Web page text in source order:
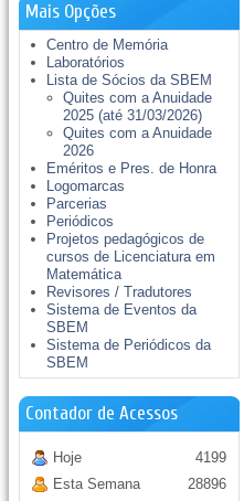
Mais Opções
Centro de Memória
Laboratórios
Lista de Sócios da SBEM
Quites com a Anuidade
2025 (até 31/03/2026)
Quites com a Anuidade
2026
Eméritos e Pres. de Honra
Logomarcas
Parcerias
Periódicos
Projetos pedagógicos de
cursos de Licenciatura em
Matemática
Revisores / Tradutores
Sistema de Eventos da
SBEM
Sistema de Periódicos da
SBEM
Contador de Acessos
Hoje
Esta Semana
4199
28896